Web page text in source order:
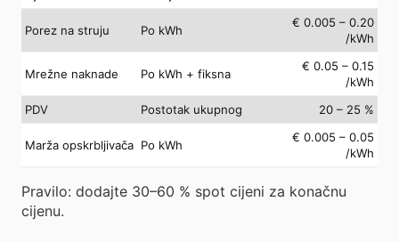
Porez na struju Po kWh
€ 0.005 – 0.20
/kWh
Mrežne naknade Po kWh + fiksna
€ 0.05 – 0.15
/kWh
PDV
Postotak ukupnog 20 – 25 %
Marža opskrbljivača Po kWh
€ 0.005 – 0.05
/kWh
Pravilo: dodajte 30–60 % spot cijeni za konačnu
cijenu.